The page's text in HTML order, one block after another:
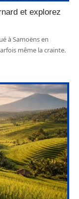
et explorez
à Samoëns en
même la crainte.